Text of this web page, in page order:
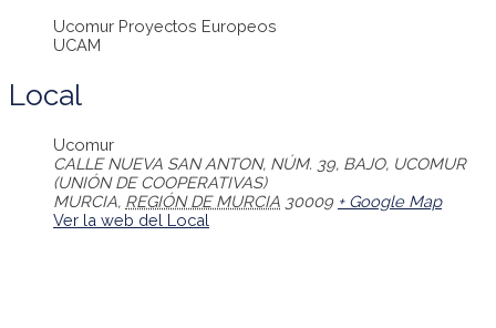
Ucomur Proyectos Europeos
UCAM
Local
Ucomur
CALLE NUEVA SAN ANTON, NÚM. 39, BAJO, UCOMUR
(UNIÓN DE COOPERATIVAS)
MURCIA, REGIÓN DE MURCIA 30009 + Google Map
Ver la web del Local